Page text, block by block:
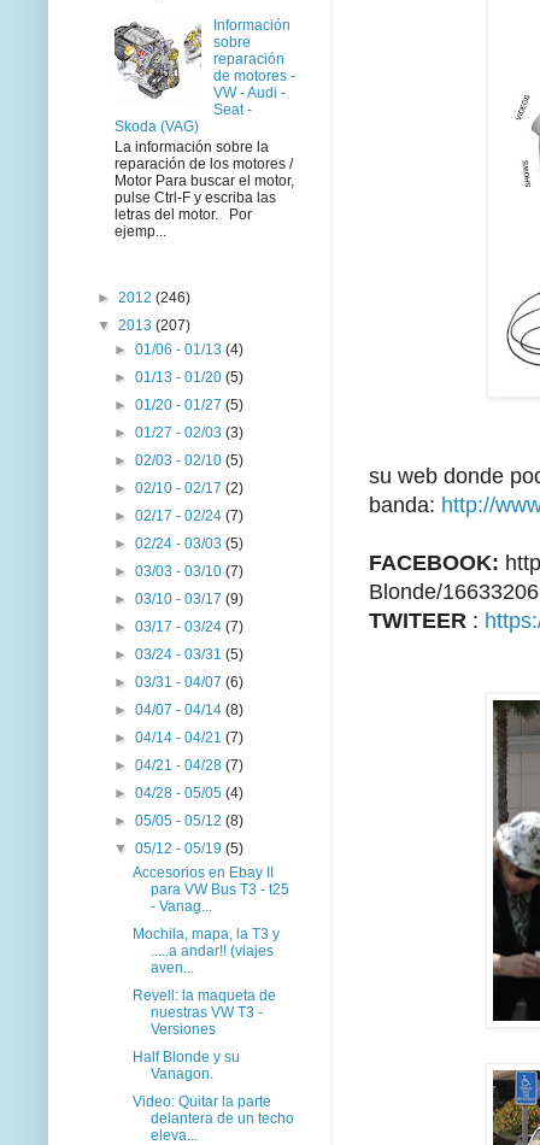
su web donde
banda: http://
FACEBOOK:
Blonde/
TWITEER :
Información
sobre
reparación
de motores -
VW - Audi -
Seat -
Skoda (VAG)
La información sobre la
reparación de los motores /
Motor Para buscar el motor,
pulse Ctrl-F y escriba las
letras del motor. Por
ejemp...
► 2012 (246)
▼ 2013 (207)
►01/06 - 01/13(4)
►01/13 - 01/20(5)
►01/20 - 01/27(5)
►01/27 - 02/03(3)
►02/03 - 02/10(5)
►02/10 - 02/17(2)
►02/17 - 02/24(7)
►02/24 - 03/03(5)
►03/03 - 03/10(7)
►03/10 - 03/17(9)
►03/17 - 03/24(7)
►03/24 - 03/31(5)
►03/31 - 04/07(6)
►04/07 - 04/14(8)
►04/14 - 04/21(7)
►04/21 - 04/28(7)
►04/28 - 05/05(4)
►05/05 - 05/12(8)
▼05/12 - 05/19(5)
Accesorios en Ebay II
para VW Bus T3 - t25
- Vanag...
Mochila, mapa, la T3 y
.....a andar!! (viajes
aven...
Revell: la maqueta de
nuestras VW T3 -
Versiones
Half Blonde y su
Vanagon.
Video: Quitar la parte
delantera de un techo
eleva...